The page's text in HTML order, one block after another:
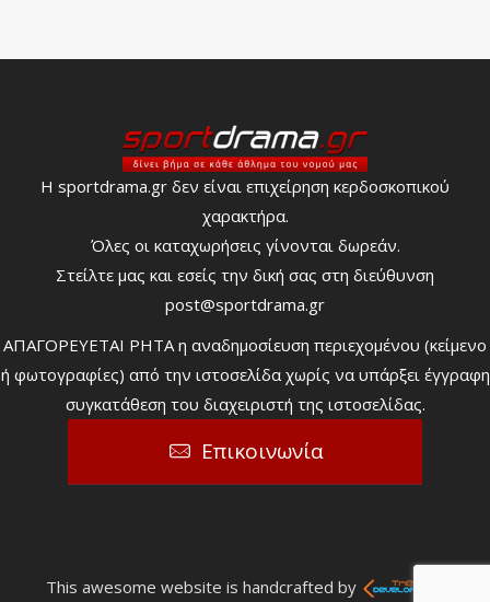
Η sportdrama.gr δεν είναι επιχείρηση κερδοσκοπικού
χαρακτήρα.
Όλες οι καταχωρήσεις γίνονται δωρεάν.
Στείλτε μας και εσείς την δική σας στη διεύθυνση
post@sportdrama.gr
ΑΠΑΓΟΡΕΥΕΤΑΙ ΡΗΤΑ η αναδημοσίευση περιεχομένου (κείμενο
ή φωτογραφίες) από την ιστοσελίδα χωρίς να υπάρξει έγγραφη
συγκατάθεση του διαχειριστή της ιστοσελίδας.
Επικοινωνία
This awesome website is handcrafted by